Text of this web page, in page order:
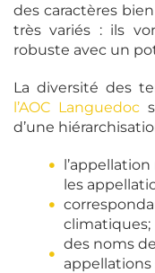
des caractères
très variés : ils
robuste avec un
La diversité des
l’AOC Languedoc
d’une
les
climatiques;
des noms
appellations